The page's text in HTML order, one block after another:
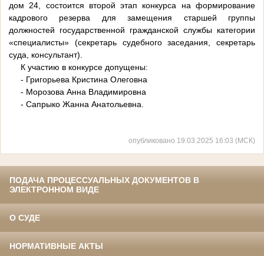
дом 24, состоится второй этап конкурса на формирование
кадрового резерва для замещения старшей группы
должностей государственной гражданской службы категории
«специалисты» (секретарь судебного заседания, секретарь
суда, консультант).
К участию в конкурсе допущены:
- Григорьева Кристина Олеговна
- Морозова Анна Владимировна
- Сапрыко Жанна Анатольевна.
опубликовано 19.03.2025 16:03 (МСК)
ПОДАЧА ПРОЦЕССУАЛЬНЫХ ДОКУМЕНТОВ В
ЭЛЕКТРОННОМ ВИДЕ
О СУДЕ
НОРМАТИВНЫЕ АКТЫ